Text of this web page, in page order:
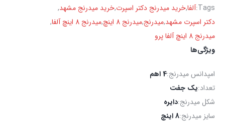
Tags: آلفا,خرید میدرنج دکتر اسپرت,خرید میدرنج مشهد,
دکتر اسپرت مشهد,میدرنج,میدرنج 8 اینچ ,میدرنج 8 اینچ آلفا
,
میدرنج 8 اینچ آلفا پرو
ویژگی‌ها
امپدانس میدرنج:4 اهم
تعداد:یک جفت
شکل میدرنج:دایره
سایز میدرنج:8 اینچ